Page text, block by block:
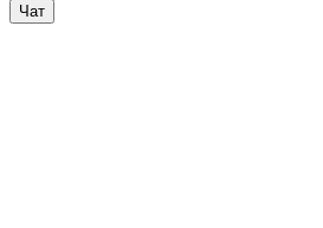
Чат